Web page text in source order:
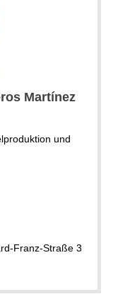
Martínez
und
Franz-Straße 3